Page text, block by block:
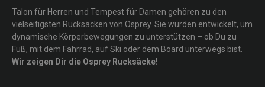
Talon für Herren und Tempest für Damen gehören zu den
vielseitigsten Rucksäcken von Osprey. Sie wurden entwickelt, um
dynamische Körperbewegungen zu unterstützen – ob Du zu
Fuß, mit dem Fahrrad, auf Ski oder dem Board unterwegs bist.
Wir zeigen Dir die Osprey Rucksäcke!